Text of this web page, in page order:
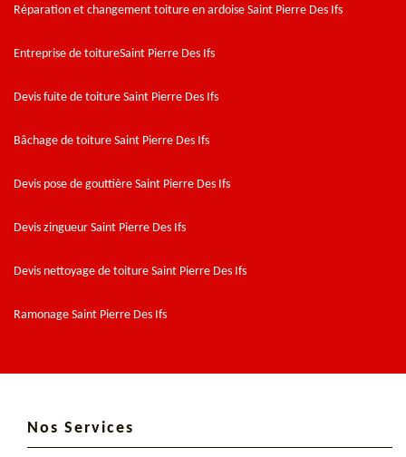
Réparation et changement toiture en ardoise Saint Pierre Des Ifs
Entreprise de toitureSaint Pierre Des Ifs
Devis fuite de toiture Saint Pierre Des Ifs
Bâchage de toiture Saint Pierre Des Ifs
Devis pose de gouttière Saint Pierre Des Ifs
Devis zingueur Saint Pierre Des Ifs
Devis nettoyage de toiture Saint Pierre Des Ifs
Ramonage Saint Pierre Des Ifs
Nos Services